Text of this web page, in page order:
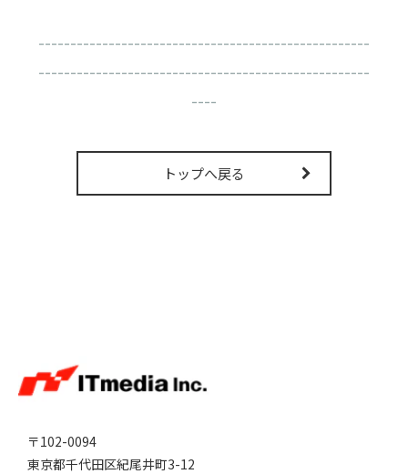
----------------------------------------------------
----------------------------------------------------
----
トップへ戻る
〒102-0094
東京都千代田区紀尾井町3-12